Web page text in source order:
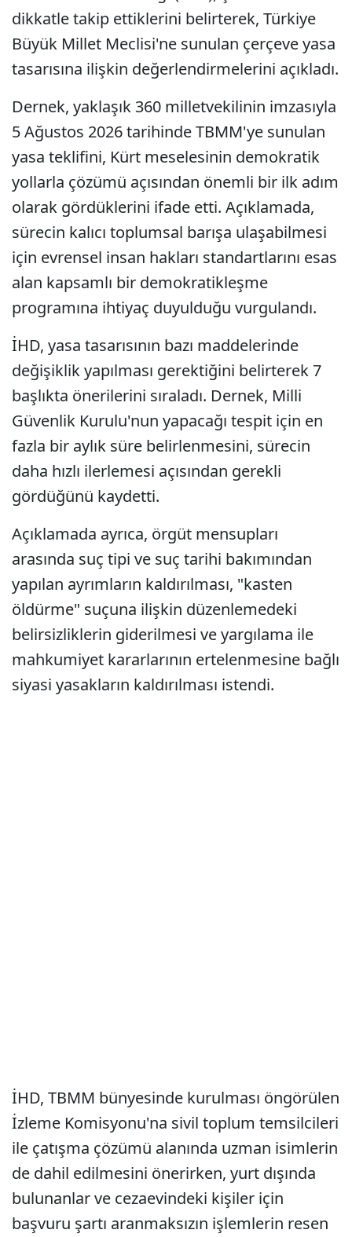
dikkatle takip ettiklerini belirterek, Türkiye
Büyük Millet Meclisi'ne sunulan çerçeve yasa
tasarısına ilişkin değerlendirmelerini açıkladı.
Dernek, yaklaşık 360 milletvekilinin imzasıyla
5 Ağustos 2026 tarihinde TBMM'ye sunulan
yasa teklifini, Kürt meselesinin demokratik
yollarla çözümü açısından önemli bir ilk adım
olarak gördüklerini ifade etti. Açıklamada,
sürecin kalıcı toplumsal barışa ulaşabilmesi
için evrensel insan hakları standartlarını esas
alan kapsamlı bir demokratikleşme
programına ihtiyaç duyulduğu vurgulandı.
İHD, yasa tasarısının bazı maddelerinde
değişiklik yapılması gerektiğini belirterek 7
başlıkta önerilerini sıraladı. Dernek, Milli
Güvenlik Kurulu'nun yapacağı tespit için en
fazla bir aylık süre belirlenmesini, sürecin
daha hızlı ilerlemesi açısından gerekli
gördüğünü kaydetti.
Açıklamada ayrıca, örgüt mensupları
arasında suç tipi ve suç tarihi bakımından
yapılan ayrımların kaldırılması, "kasten
öldürme" suçuna ilişkin düzenlemedeki
belirsizliklerin giderilmesi ve yargılama ile
mahkumiyet kararlarının ertelenmesine bağlı
siyasi yasakların kaldırılması istendi.
İHD, TBMM bünyesinde kurulması öngörülen
İzleme Komisyonu'na sivil toplum temsilcileri
ile çatışma çözümü alanında uzman isimlerin
de dahil edilmesini önerirken, yurt dışında
bulunanlar ve cezaevindeki kişiler için
başvuru şartı aranmaksızın işlemlerin resen